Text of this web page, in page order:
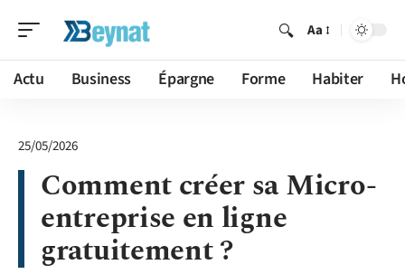
Aa
Actu Business Épargne Forme Habiter
25/05/2026
Comment créer sa Micro-
entreprise en ligne
gratuitement ?